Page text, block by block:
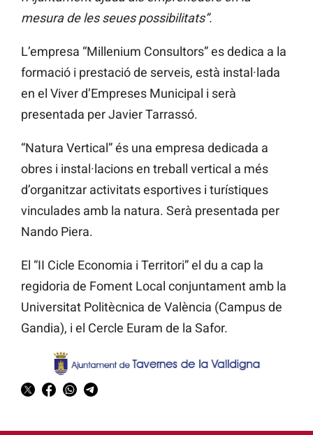
mesura de les seues possibilitats”.
L’empresa “Millenium Consultors” es dedica a la
formació i prestació de serveis, està instal·lada
en el Viver d’Empreses Municipal i serà
presentada per Javier Tarrassó.
“Natura Vertical” és una empresa dedicada a
obres i instal·lacions en treball vertical a més
d’organitzar activitats esportives i turístiques
vinculades amb la natura. Serà presentada per
Nando Piera.
El “II Cicle Economia i Territori” el du a cap la
regidoria de Foment Local conjuntament amb la
Universitat Politècnica de València (Campus de
Gandia), i el Cercle Euram de la Safor.